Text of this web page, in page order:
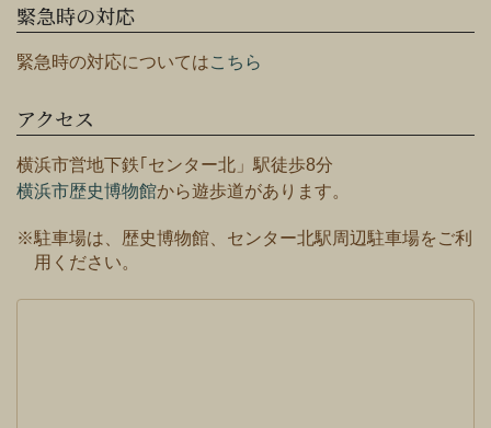
緊急時の対応
緊急時の対応についてはこちら
アクセス
横浜市営地下鉄｢センター北」駅徒歩8分
横浜市歴史博物館から遊歩道があります。
※駐車場は、歴史博物館、センター北駅周辺駐車場をご利
用ください。